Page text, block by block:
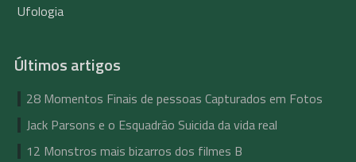
Ufologia
Últimos artigos
28 Momentos Finais de pessoas Capturados em Fotos
Jack Parsons e o Esquadrão Suicida da vida real
12 Monstros mais bizarros dos filmes B